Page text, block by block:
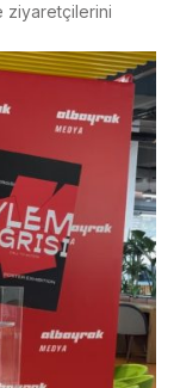
ziyaretçilerini